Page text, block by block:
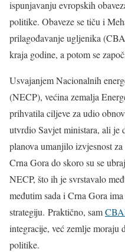
ispunjavanju evropskih
politike. Obaveze se tiču i
prilagođavanje ugljenika
kraja godine, a potom se
Usvajanjem Nacionalnih
(NECP), većina zemalja
prihvatila ciljeve za udio
utvrdio Savjet ministara, ali je
planova umanjilo izvjesnost za
Crna Gora do skoro su se
NECP, što ih je svrstavalo
međutim sada i Crna Gora
strategiju. Praktično, sam
integracije, već zemlje moraju
politike.